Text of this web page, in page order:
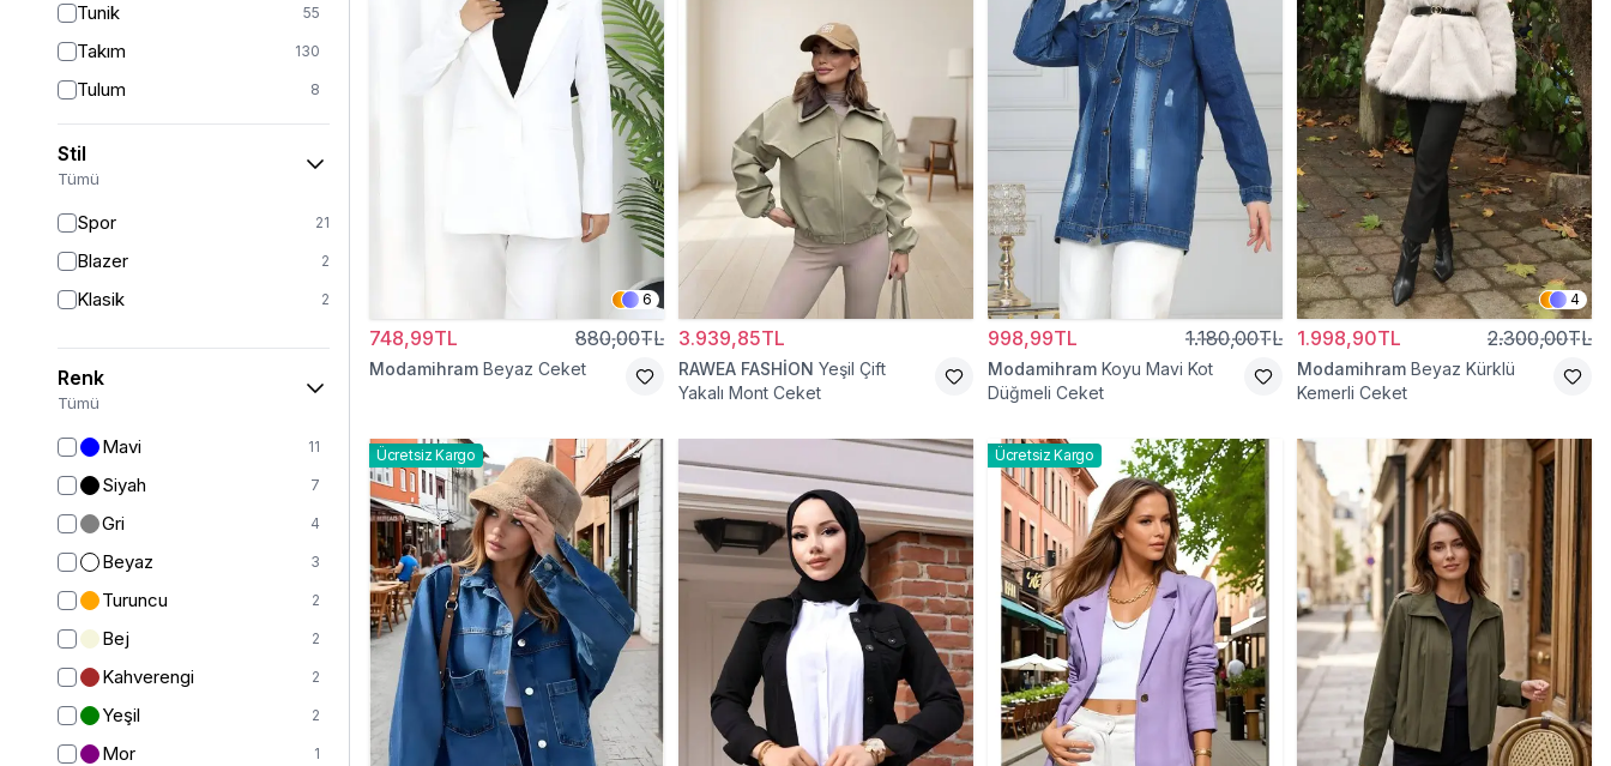
Tunik 55
Takım 130
Tulum 8
Pantolon 151
Etek 19
Bone 15
Ferace
Kap & Pardesü
Trençkot
Hırka
Yelek
Ceket
Kaban
Mont
Yarım Kapalı Mayo
Stil
Tümü
Spor 21
Blazer 2
Klasik 2
Renk
Tümü
Mavi 11
Siyah 7
Gri 4
Beyaz 3
Turuncu 2
Bej 2
Kahverengi 2
Yeşil 2
Mor 1
6
748,99TL 880,00TL
Modamihram Beyaz Ceket
3.939,85TL
RAWEA FASHİON Yeşil Çift
Yakalı Mont Ceket
998,99TL 1.180,00TL
Modamihram Koyu Mavi Kot
Düğmeli Ceket
4
1.998,90TL 2.300,00TL
Modamihram Beyaz Kürklü
Kemerli Ceket
Ücretsiz Kargo Ücretsiz Kargo